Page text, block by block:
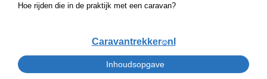
Hoe rijden die in de praktijk met een caravan?
Caravantrekker🙂nl